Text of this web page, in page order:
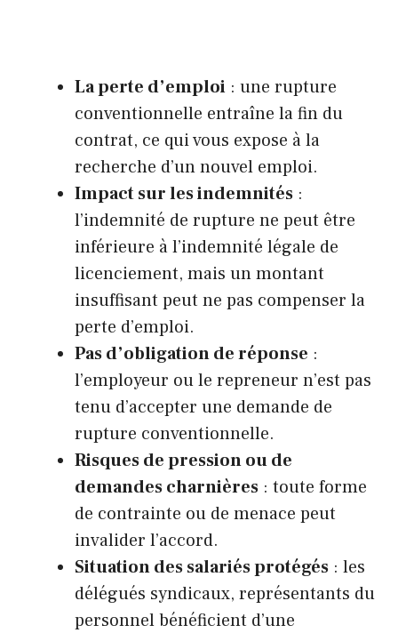
La perte d’emploi : une rupture
conventionnelle entraîne la fin du
contrat, ce qui vous expose à la
recherche d’un nouvel emploi.
Impact sur les indemnités :
l’indemnité de rupture ne peut être
inférieure à l’indemnité légale de
licenciement, mais un montant
insuffisant peut ne pas compenser la
perte d’emploi.
Pas d’obligation de réponse :
l’employeur ou le repreneur n’est pas
tenu d’accepter une demande de
rupture conventionnelle.
Risques de pression ou de
demandes charnières : toute forme
de contrainte ou de menace peut
invalider l’accord.
Situation des salariés protégés : les
délégués syndicaux, représentants du
personnel bénéficient d’une